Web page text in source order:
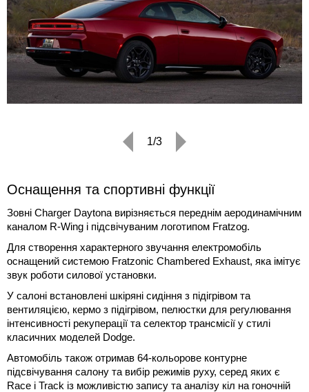
1/3
Оснащення та спортивні функції
Зовні Charger Daytona вирізняється переднім аеродинамічним
каналом R-Wing і підсвічуваним логотипом Fratzog.
Для створення характерного звучання електромобіль
оснащений системою Fratzonic Chambered Exhaust, яка імітує
звук роботи силової установки.
У салоні встановлені шкіряні сидіння з підігрівом та
вентиляцією, кермо з підігрівом, пелюстки для регулювання
інтенсивності рекуперації та селектор трансмісії у стилі
класичних моделей Dodge.
Автомобіль також отримав 64-кольорове контурне
підсвічування салону та вибір режимів руху, серед яких є
Race і Track із можливістю запису та аналізу кіл на гоночній